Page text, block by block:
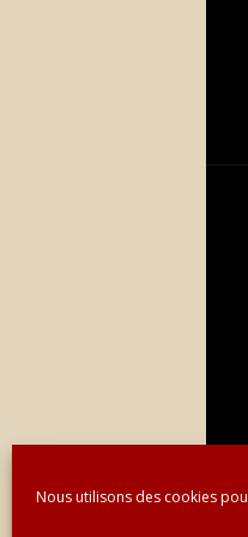
Nous utilisons des cookies